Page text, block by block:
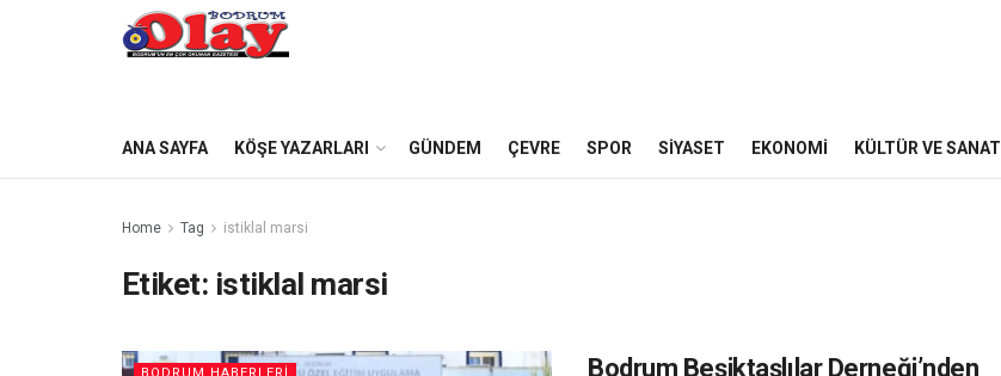
ANA SAYFA KÖŞE YAZARLARI GÜNDEM ÇEVRE SPOR SIYASET EKONOMI KÜLTÜR VE SANAT
Home Tag istiklal marsi
Etiket: istiklal marsi
Bodrum Beşiktaşlılar Derneği’nden